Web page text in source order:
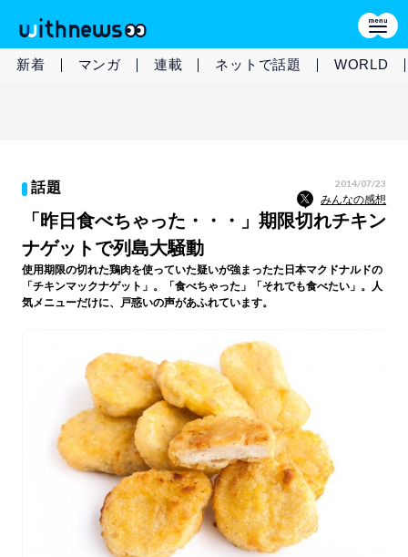
新着 マンガ 連載 ネットで話題 WORLD
話題 2014/07/23
みんなの感想
「昨日食べちゃった・・・」期限切れチキン
ナゲットで列島大騒動
使用期限の切れた鶏肉を使っていた疑いが強まったた日本マクドナルドの
「チキンマックナゲット」。「食べちゃった」「それでも食べたい」。人
気メニューだけに、戸惑いの声があふれています。